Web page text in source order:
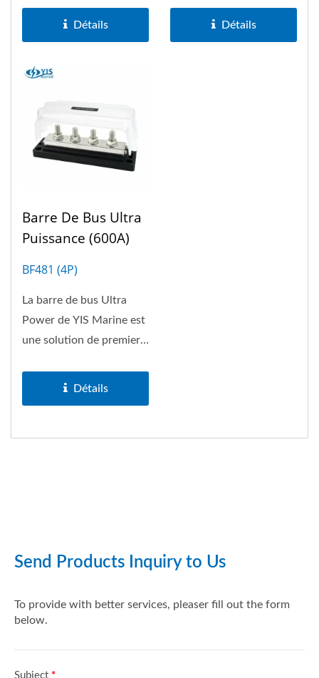
Détails Détails
Barre De Bus Ultra
Puissance (600A)
BF481 (4P)
La barre de bus Ultra
Power de YIS Marine est
une solution de premier
Détails